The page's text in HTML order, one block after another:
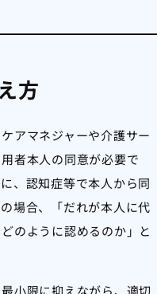
方
アマネジャーや介護サー
者本人の同意が必要で
、認知症等で本人から同
場合、「だれが本人に代
のように認めるのか」と
小限に抑えながら、適切